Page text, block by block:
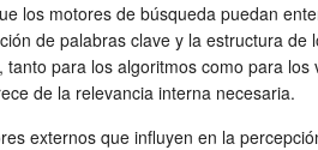
los motores de búsqueda puedan
de palabras clave y la estructura
para los algoritmos como para
de la relevancia interna necesaria.
externos que influyen en la